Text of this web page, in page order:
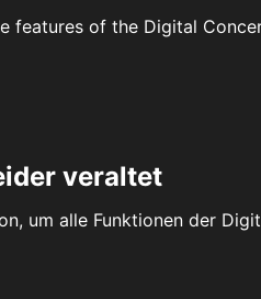
features of the Digital
veraltet
um alle Funktionen der